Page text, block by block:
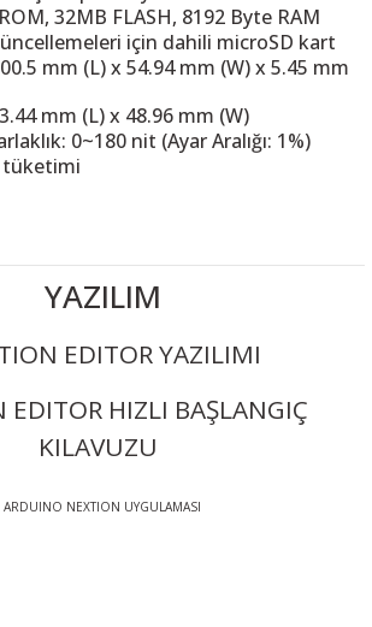
32MB FLASH, 8192 Byte RAM
için dahili microSD kart
mm (L) x 54.94 mm (W) x 5.45 mm
mm (L) x 48.96 mm (W)
0~180 nit (Ayar Aralığı: 1%)
tüketimi
YAZILIM
EDITOR YAZILIMI
EDITOR HIZLI BAŞLANGIÇ
KILAVUZU
ARDUINO NEXTION UYGULAMASI